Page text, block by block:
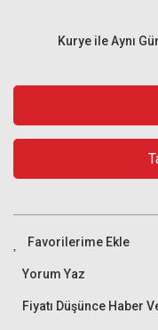
Kurye ile Aynı
Yorum Yaz
Fiyatı Düşünce Haber